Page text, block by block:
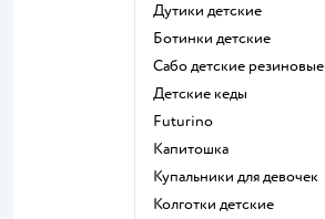
Дутики детские
Ботинки детские
Сабо детские резиновые
Детские кеды
Futurino
Капитошка
Купальники для девочек
Колготки детские